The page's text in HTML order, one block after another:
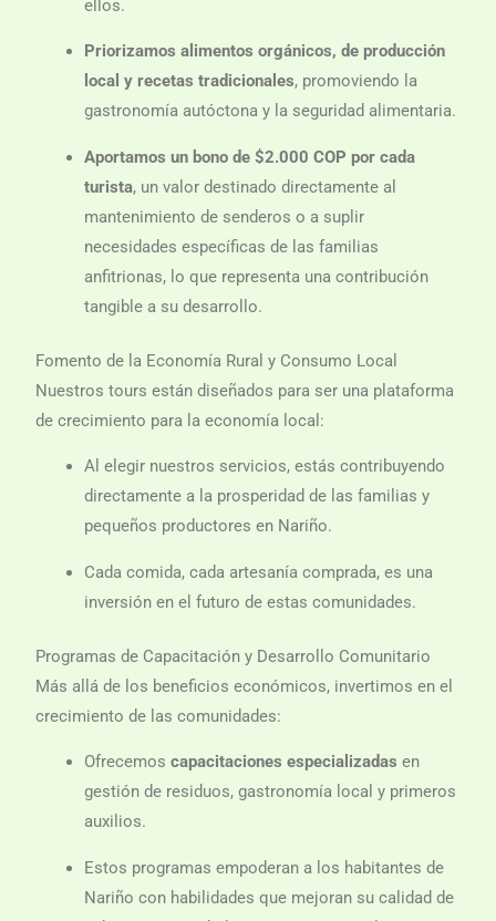
ellos.
Priorizamos alimentos orgánicos, de producción
local y recetas tradicionales, promoviendo la
gastronomía autóctona y la seguridad alimentaria.
Aportamos un bono de $2.000 COP por cada
turista, un valor destinado directamente al
mantenimiento de senderos o a suplir
necesidades específicas de las familias
anfitrionas, lo que representa una contribución
tangible a su desarrollo.
Fomento de la Economía Rural y Consumo Local
Nuestros tours están diseñados para ser una plataforma
de crecimiento para la economía local:
Al elegir nuestros servicios, estás contribuyendo
directamente a la prosperidad de las familias y
pequeños productores en Nariño.
Cada comida, cada artesanía comprada, es una
inversión en el futuro de estas comunidades.
Programas de Capacitación y Desarrollo Comunitario
Más allá de los beneficios económicos, invertimos en el
crecimiento de las comunidades:
Ofrecemoscapacitaciones especializadas en
gestión de residuos, gastronomía local y primeros
auxilios.
Estos programas empoderan a los habitantes de
Nariño con habilidades que mejoran su calidad de